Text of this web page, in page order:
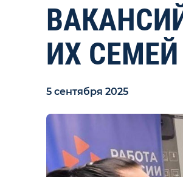
ИХ СЕМЕЙ
5 сентября 2025